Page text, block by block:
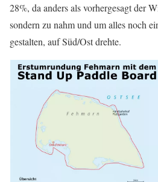
28%, da anders als vorhergesagt der
sondern zu nahm und um alles noch
gestalten, auf Süd/Ost drehte.